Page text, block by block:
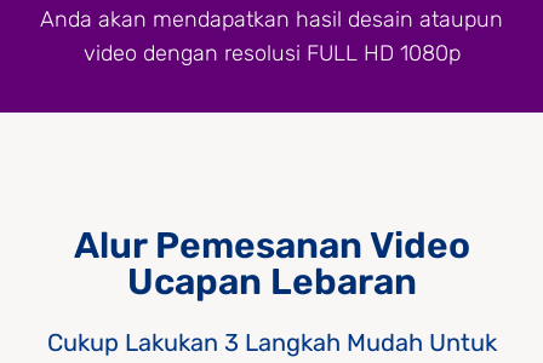
Anda akan mendapatkan hasil desain ataupun
video dengan resolusi FULL HD 1080p
Alur Pemesanan Video
Ucapan Lebaran
Cukup Lakukan 3 Langkah Mudah Untuk